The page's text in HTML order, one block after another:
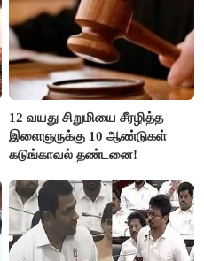
12 வயது சிறுமியை சீரழித்த
இளைஞருக்கு 10 ஆண்டுகள்
கடுங்காவல் தண்டனை!